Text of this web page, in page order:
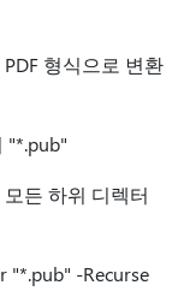
형식으로 변환
"*.pub"
든 하위 디렉터
"*.pub" -Recurse